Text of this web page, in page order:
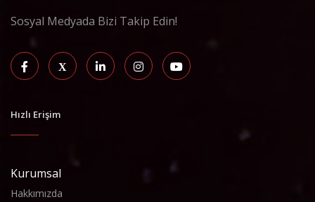
Sosyal Medyada Bizi Takip Edin!
Hızlı Erişim
Kurumsal
Hakkımızda